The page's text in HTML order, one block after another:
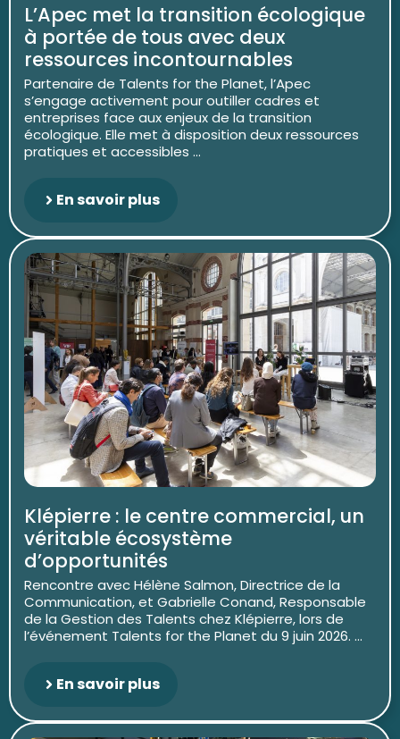
L’Apec met la transition écologique
à portée de tous avec deux
ressources incontournables
Partenaire de Talents for the Planet, l’Apec
s’engage activement pour outiller cadres et
entreprises face aux enjeux de la transition
écologique. Elle met à disposition deux ressources
pratiques et accessibles ...
En savoir plus
Klépierre : le centre commercial, un
véritable écosystème
d’opportunités
Rencontre avec Hélène Salmon, Directrice de la
Communication, et Gabrielle Conand, Responsable
de la Gestion des Talents chez Klépierre, lors de
l’événement Talents for the Planet du 9 juin 2026. ...
En savoir plus